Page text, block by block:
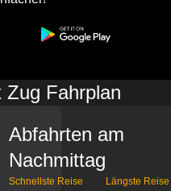
Zug Fahrplan
Abfahrten am
Nachmittag
Schnellste Reise Längste Reise